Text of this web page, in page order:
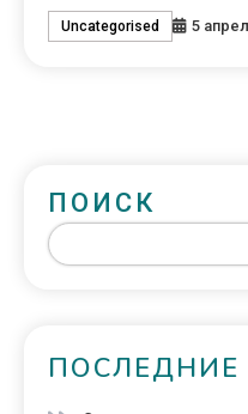
Uncategorised 5
ПОИСК
ПОСЛЕДНИЕ